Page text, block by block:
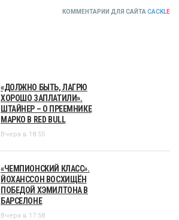
КОММЕНТАРИИ ДЛЯ САЙТА CACKLE
«ДОЛЖНО БЫТЬ, ЛАГРЮ
ХОРОШО ЗАПЛАТИЛИ».
ШТАЙНЕР – О ПРЕЕМНИКЕ
МАРКО В RED BULL
Вчера в 18:55
«ЧЕМПИОНСКИЙ КЛАСС».
ЙОХАНССОН ВОСХИЩЁН
ПОБЕДОЙ ХЭМИЛТОНА В
БАРСЕЛОНЕ
Вчера в 17:58